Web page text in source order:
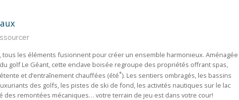
tous les éléments fusionnent pour créer un ensemble harmonieux. Aménagée
golf Le Géant, cette enclave boisée regroupe des propriétés offrant spas,
et d’entraînement chauffées (été*). Les sentiers ombragés, les bassins
des golfs, les pistes de ski de fond, les activités nautiques sur le lac
des remontées mécaniques… votre terrain de jeu est dans votre cour!